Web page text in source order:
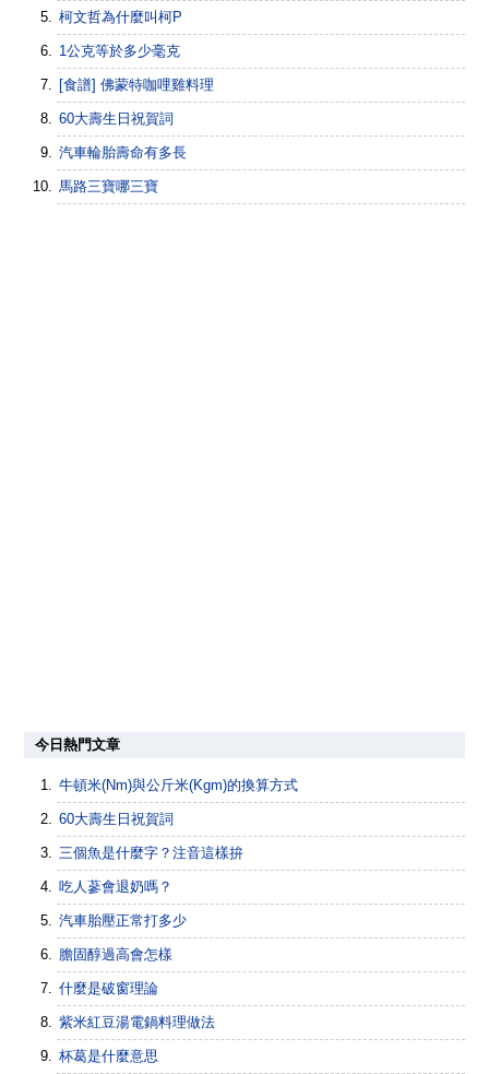
柯文哲為什麼叫柯P
1公克等於多少毫克
[食譜] 佛蒙特咖哩雞料理
60大壽生日祝賀詞
汽車輪胎壽命有多長
馬路三寶哪三寶
今日熱門文章
牛頓米(Nm)與公斤米(Kgm)的換算方式
60大壽生日祝賀詞
三個魚是什麼字？注音這樣拚
吃人蔘會退奶嗎？
汽車胎壓正常打多少
膽固醇過高會怎樣
什麼是破窗理論
紫米紅豆湯電鍋料理做法
杯葛是什麼意思